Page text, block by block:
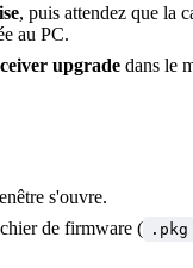
, puis attendez que la
au PC.
upgrade dans le
s'ouvre.
de firmware ( .pkg